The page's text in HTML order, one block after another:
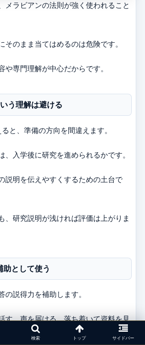
メラビアンの法則が強く使われること
そのまま当てはめるのは危険です。
や専門理解が中心だからです。
う理解は避ける
と、準備の方向を間違えます。
、入学後に研究を進められるかです。
説明を伝えやすくするための土台で
、研究説明が浅ければ評価は上がりま
助として使う
の説得力を補助します。
す、声を届ける、落ち着いて資料を見
検索 トップ サイドバー